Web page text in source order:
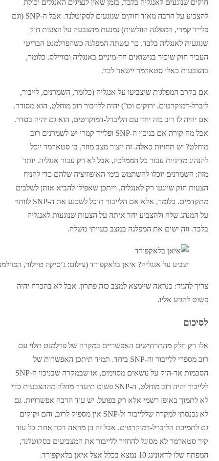
חוקים שנוגעים לאנגליה בלבד, בזמן שאין לנציגים האנגלים יכולת
להצביע על הרבה מאוד חוקים שנוגעים לסקוטלנד. אבל ה-SNP (וגם
פלייד קמרי, המפלגה הוולשית) נמנעת מהצבעה על הצעות חוק
שנוגעות לאנגליה בלבד. כך עשתה המפלגה כשהפרלמנט הבריטי
העביר חוק שיכיר בנישואים חד-מיניים באנגליה ובוויילס. כלומר,
בהצבעות כאלו סטארמר יישאר לבד.
אם בקרב המפלגות שיצביעו על אנגליה (כלומר, השמרנים, לייבור,
ליברל-דמוקרטים, ירוקים וכו’) יהיה ללייבור רוב מוחלט, הוא מסודר.
אם יהיה לו רוב כזה יחד עם הליברל-דמוקרטים, הוא גם יהיה בסדר.
אבל מה קורה אם בניכוי ה-SNP ופלייד קמרי יש לשמרנים רוב
מוחלט? יש תחזיות כאלה. זה ייצור מצב מוזר, בו סטארמר יוכל
להנהיג מדיניות עבור כל הממלכה, אבל לא רק עבור אנגליה. יותר
מזה: השמרנים יוכלו להשתמש בימי האופוזיציה שלהם כדי להניח
הצעות חוק שייגעו רק לאנגליה, וייתכן שאפילו להביא אותן לשלבים
מתקדמים. כלומר, אלא אם הלייבור תוכל לשכנע את ה-SNP לוותר
על המנהג שלה ולהצביע יחד איתה על הצעות שנוגעות לאנגליה
בלבד. וזה ישים את המפלגה במצב בעייתי משלה.
יצביע על אנגליה? איאן בלאקפורד (צילום: ג’סיקה טיילור,
צריך להגיד: כנראה שיימצא למצב כזה פתרון. אבל לא בהכרח יהיה
פשוט להגיע אליו.
לסיכום
אלו רק חלק מהתרחישים האפשריים במקרה של פרלמנט תלוי עם
רוב מספרי ללייבור וה-SNP ביחד. תמיד תיתכן האפשרות של
הסכמות אד-הוק על נושאים מסוימים, או שבמקרה שבניכוי ה-SNP
ללייבור יהיה רוב מוחלט, ה-SNP פשוט תיעדר מחלק מההצבעות כדי
לא לתמוך באופן רשמי אלא רק בפועל. יש עוד הרבה אפשרויות. גם
לא נכנסתי למקרה שללייבור ול-SNP אין מספיק לרוב, והם זקוקים
גם לתמיכת הליברל-דמוקרטים. אבל זה כן מראה דבר אחד: כל עוד
קיר סטארמר לא מסוגל להחזיר ללייבור את המצביעים בסקוטלנד,
המפתח שלו לדאונינג 10 נמצא בכלל אצל איאן בלאקפורד.